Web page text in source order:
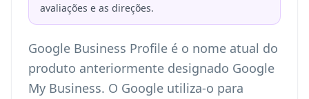
avaliações e as direções.
Google Business Profile é o nome atual do
produto anteriormente designado Google
My Business. O Google utiliza-o para